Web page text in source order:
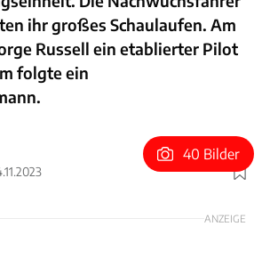
ihr großes Schaulaufen. Am
Russell ein etablierter Pilot
folgte ein
Foto: Motorsport Images
40 Bilder
ANZEIGE